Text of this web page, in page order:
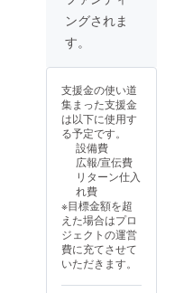
こちら
で選別
してお
写真と
内容が
異なり
ます。
※クール
便で配
送いた
「原材
料及び
添加物
等の食
品表示
泉州ア
グリで
収穫し
ます ※
お野菜
はお選
びいた
だけま
せん。
こちら
してお
入れい
たしま
す。 ※
写真と
けます
（お土
りま
す） ※
中学生
以上は
有料と
なりま
す。追
加でご
参加の
場合は
窓口で
一人
5000円
のお支
払いと
おなり
けます
（お土
りま
中学生
以上は
有料と
なりま
す。追
加でご
参加の
窓口で
一人1万
円のお
支払い
とおな
りま
たお野
菜など
てご用
します
※※研修
実施時
に、人
数の増
減調整
が可能
名1万円
で計算
して調
整)
佐野市
日根野
※交通費
れてお
りませ
ん。 ※
テーマ
や研修
内容は
プロ
ト終了
後メー
ルでの
お打合
せで決
めます
ングされま
す。
支援金の使い道
集まった支援金
は以下に使用す
る予定です。
設備費
広報/宣伝費
リターン仕入
れ費
※目標金額を超
えた場合はプロ
ジェクトの運営
費に充てさせて
いただきます。